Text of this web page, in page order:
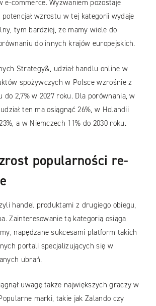
e-commerce. Wyzwaniem pozostaje
potencjał wzrostu w tej kategorii wydaje
tym bardziej, że mamy wiele do
do innych krajów europejskich.
Strategy&, udział handlu online w
spożywczych w Polsce wzrośnie z
do 2,7% w 2027 roku. Dla porównania, w
ten ma osiągnąć 26%, w Holandii
a w Niemczech 11% do 2030 roku.
popularności re-
handel produktami z drugiego obiegu,
Zainteresowanie tą kategorią osiąga
napędzane sukcesami platform takich
portali specjalizujących się w
ubrań.
uwagę także największych graczy w
marki, takie jak Zalando czy